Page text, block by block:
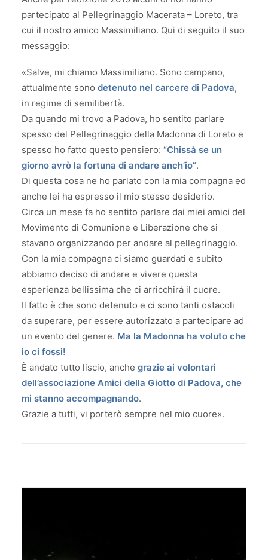
partecipato al Pellegrinaggio Macerata – Loreto, tra
cui il nostro amico Massimiliano. Qui di seguito il suo
messaggio:
«Salve, mi chiamo Massimiliano. Sono campano,
attualmente sono detenuto nel carcere di Padova,
in regime di semilibertà.
Da quando mi trovo a Padova, ho sentito parlare
spesso del Pellegrinaggio della Madonna di Loreto e
spesso ho fatto questo pensiero: “Chissà se un
giorno avrò la fortuna di andare anch’io”.
Di questa cosa ne ho parlato con la mia compagna ed
anche lei ha espresso il mio stesso desiderio.
Circa un mese fa ho sentito parlare dai miei amici del
Movimento di Comunione e Liberazione che si
stavano organizzando per andare al pellegrinaggio.
Con la mia compagna ci siamo guardati e subito
abbiamo deciso di andare e vivere questa
esperienza bellissima che ci arricchirà il cuore.
Il fatto è che sono detenuto e ci sono tanti ostacoli
da superare, per essere autorizzato a partecipare ad
un evento del genere. Ma la Madonna ha voluto che
io ci fossi!
È andato tutto liscio, anche grazie ai volontari
dell’associazione Amici della Giotto di Padova, che
mi stanno accompagnando.
Grazie a tutti, vi porterò sempre nel mio cuore».